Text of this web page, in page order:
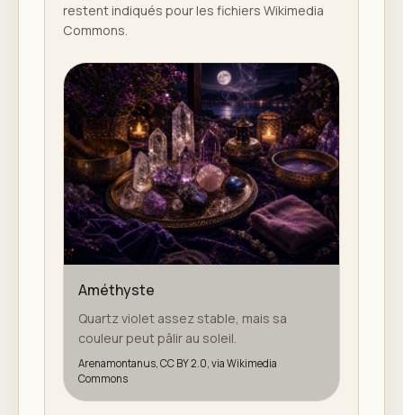
restent indiqués pour les fichiers Wikimedia
Commons.
Améthyste
Quartz violet assez stable, mais sa
couleur peut pâlir au soleil.
Arenamontanus, CC BY 2.0, via Wikimedia
Commons